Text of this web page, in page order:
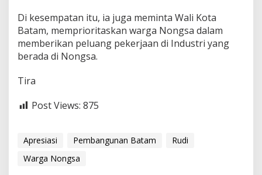
Di kesempatan itu, ia juga meminta Wali Kota
Batam, memprioritaskan warga Nongsa dalam
memberikan peluang pekerjaan di Industri yang
berada di Nongsa.
Tira
Post Views: 875
Apresiasi Pembangunan Batam
Rudi
Warga Nongsa